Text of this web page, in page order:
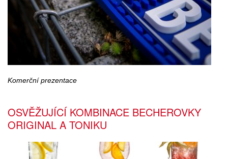
Komerční prezentace
OSVĚŽUJÍCÍ KOMBINACE BECHEROVKY
ORIGINAL A TONIKU